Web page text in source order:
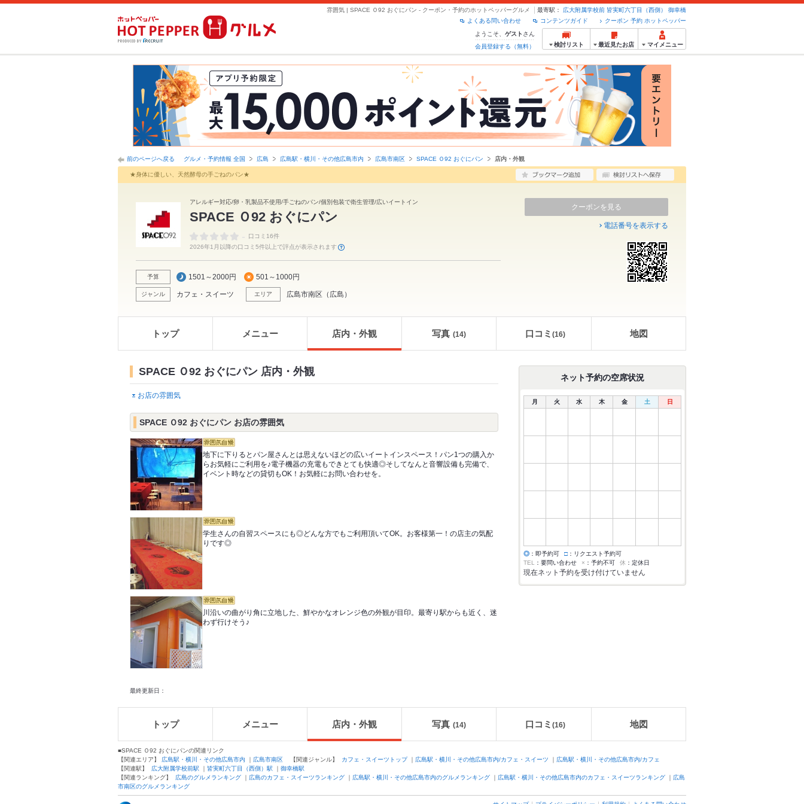
雰囲気 | SPACE Ｏ92 おぐにパン - クーポン・予約のホットペッパーグルメ 最寄駅： 広大附属学校前 皆実町六丁目（西側）
御幸橋
クーポン 予約 ホットペッパー
コンテンツガイド
よくある問い合わせ
ようこそ、 ゲスト さん
会員登録する（無料）
検討リスト 最近見たお店 マイメニュー
前のページへ戻る グルメ・予約情報 全国 広島 広島駅・横川・その他広島市内 広島市南区 SPACE Ｏ92 おぐにパン 店内・外観
★身体に優しい、天然酵母の手ごねのパン★
アレルギー対応/卵・乳製品不使用/手ごねのパン/個別包装で衛生管理/広いイートイン
SPACE Ｏ92 おぐにパン
-
口コミ16件
2026年1月以降の口コミ5件以上で評点が表示されます
予算 1501～2000円 501～1000円
ジャンル カフェ・スイーツ エリア 広島市南区 （ 広島 ）
クーポンを見る
電話番号を表示する
トップ メニュー 店内・外観 写真 (14) 口コミ (16) 地図
SPACE Ｏ92 おぐにパン 店内・外観
お店の雰囲気
SPACE Ｏ92 おぐにパン お店の雰囲気
地下に下りるとパン屋さんとは思えないほどの広いイートインスペース！パン1つの購入か
らお気軽にご利用を♪電子機器の充電もできとても快適◎そしてなんと音響設備も完備で、
イベント時などの貸切もOK！お気軽にお問い合わせを。
学生さんの自習スペースにも◎どんな方でもご利用頂いてOK。お客様第一！の店主の気配
りです◎
川沿いの曲がり角に立地した、鮮やかなオレンジ色の外観が目印。最寄り駅からも近く、迷
わず行けそう♪
最終更新日：
ネット予約の空席状況
月 火 水 木 金 土 日
◎ ：即予約可 □ ：リクエスト予約可
TEL
：要問い合わせ × ：予約不可 休 ：定休日
現在ネット予約を受け付けていません
トップ メニュー 店内・外観 写真 (14) 口コミ (16) 地図
■SPACE Ｏ92 おぐにパンの関連リンク
【関連エリア】 広島駅・横川・その他広島市内 ｜ 広島市南区 【関連ジャンル】 カフェ・スイーツトップ｜ 広島駅・横川・その他広島市内/カフェ・スイーツ ｜ 広島駅・横川・その他広島市内/カフェ
【関連駅】 広大附属学校前駅 ｜ 皆実町六丁目（西側）駅 ｜ 御幸橋駅
【関連ランキング】 広島のグルメランキング ｜ 広島のカフェ・スイーツランキング ｜ 広島駅・横川・その他広島市内のグルメランキング ｜ 広島駅・横川・その他広島市内のカフェ・スイーツランキング ｜ 広島
市南区のグルメランキング